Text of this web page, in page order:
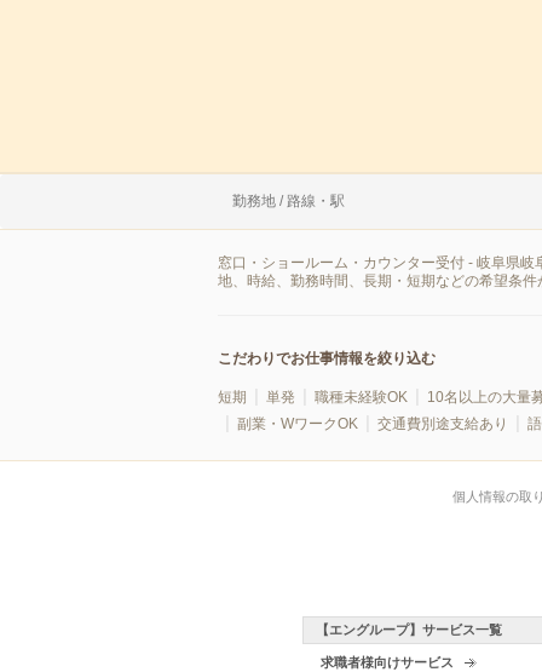
勤務地 / 路線・駅
窓口・ショールーム・カウンター受付 - 岐阜県
地、時給、勤務時間、長期・短期などの希望条
こだわりでお仕事情報を絞り込む
短期 単発 職種未経験OK 10名以上の大量
副業・WワークOK
交通費別途支給あり
個人情報の取
【エングループ】サービス一覧
求職者様向けサービス